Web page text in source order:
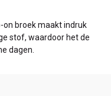
on broek maakt indruk
stof, waardoor het de
dagen.